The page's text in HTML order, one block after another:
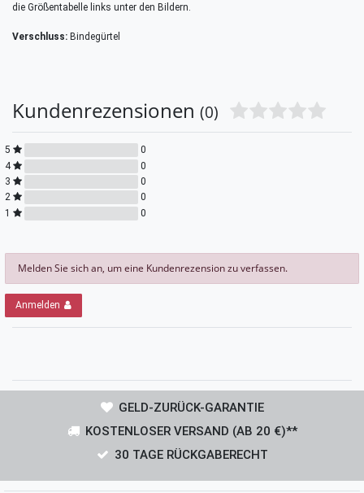
die Größentabelle links unter den Bildern.
Verschluss: Bindegürtel
Kundenrezensionen (0)
5
0
4
0
3
0
2
0
1
0
Melden Sie sich an, um eine Kundenrezension zu verfassen.
Anmelden
GELD-ZURÜCK-GARANTIE
KOSTENLOSER VERSAND (AB 20 €)**
30 TAGE RÜCKGABERECHT